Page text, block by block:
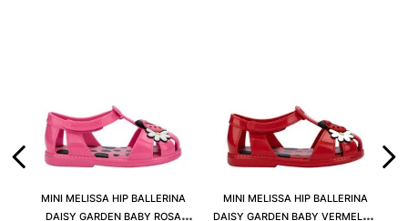
MINI MELISSA HIP BALLERINA
DAISY GARDEN BABY ROSA
MINI MELISSA HIP BALLERINA
DAISY GARDEN BABY VERMELHO